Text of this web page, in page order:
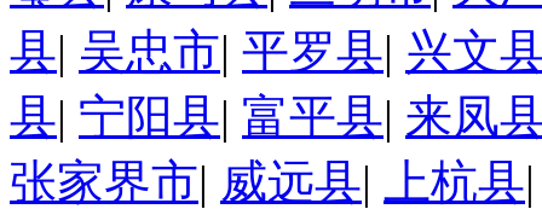
县| 吴忠市| 平罗县| 兴文
县| 宁阳县| 富平县| 来凤
张家界市| 威远县| 上杭县